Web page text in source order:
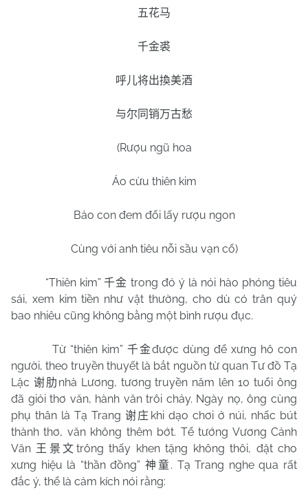
五花马
千金裘
呼儿将出換美酒
与尔同销万古愁
(Rượu ngũ hoa
Áo cừu thiên kim
Bảo con đem đổi lấy rượu ngon
Cùng với anh tiêu nỗi sầu vạn cổ)
“Thiên kim”千金 trong đó ý là nói hào phóng tiêu
sái, xem kim tiền như vật thường, cho dù có trân quý
bao nhiêu cũng không bằng một bình rượu đục.
Từ “thiên kim” 千金được dùng để xưng hô con
người, theo truyền thuyết là bắt nguồn từ quan Tư đồ Tạ
Lặc 谢肋 nhà Lương, tương truyền năm lên 10 tuổi ông
đã giỏi thơ văn, hành văn trôi chảy. Ngày nọ, ông cùng
phụ thân là Tạ Trang谢庄 khi dạo chơi ở núi, nhấc bút
thành thơ, văn không thêm bớt. Tể tướng Vương Cảnh
Văn 王景文 trông thấy khen tặng không thôi, đặt cho
xưng hiệu là “thần đồng” 神童. Tạ Trang nghe qua rất
đắc ý, thể là cảm kích nói rằng: